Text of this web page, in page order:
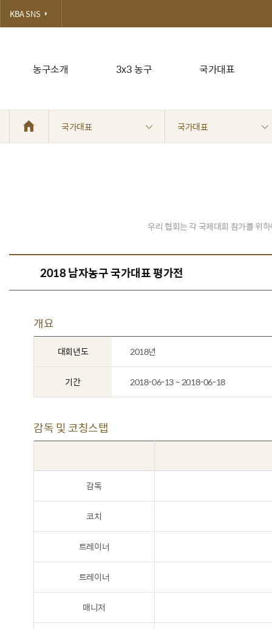
농구소개 3x3 농구 국가대표
KBA SNS
국가대표 국가대표
우리 협회는 각 국제대회 참가를 위
2018 남자농구 국가대표 평가전
개요
대회년도 2018년
기간 2018-06-13 ~ 2018-06-18
감독 및 코칭스탭
감독
코치
트레이너
트레이너
매니저